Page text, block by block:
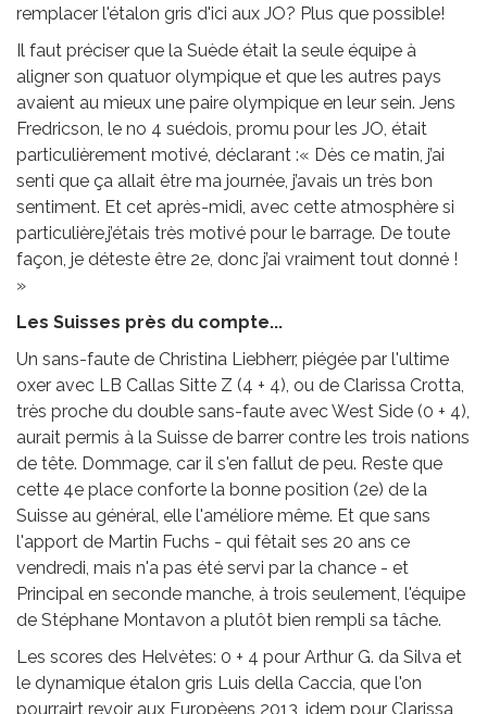
remplacer l'étalon gris d'ici aux JO? Plus que possible!
Il faut préciser que la Suède était la seule équipe à
aligner son quatuor olympique et que les autres pays
avaient au mieux une paire olympique en leur sein. Jens
Fredricson, le no 4 suédois, promu pour les JO, était
particulièrement motivé, déclarant :« Dès ce matin, j’ai
senti que ça allait être ma journée, j’avais un très bon
sentiment. Et cet après-midi, avec cette atmosphère si
particulière,j’étais très motivé pour le barrage. De toute
façon, je déteste être 2e, donc j’ai vraiment tout donné !
»
Les Suisses près du compte...
Un sans-faute de Christina Liebherr, piégée par l'ultime
oxer avec LB Callas Sitte Z (4 + 4), ou de Clarissa Crotta,
très proche du double sans-faute avec West Side (0 + 4),
aurait permis à la Suisse de barrer contre les trois nations
de tête. Dommage, car il s'en fallut de peu. Reste que
cette 4e place conforte la bonne position (2e) de la
Suisse au général, elle l'améliore même. Et que sans
l'apport de Martin Fuchs - qui fêtait ses 20 ans ce
vendredi, mais n'a pas été servi par la chance - et
Principal en seconde manche, à trois seulement, l'équipe
de Stéphane Montavon a plutôt bien rempli sa tâche.
Les scores des Helvètes: 0 + 4 pour Arthur G. da Silva et
le dynamique étalon gris Luis della Caccia, que l'on
pourrairt revoir aux Europèens 2013, idem pour Clarissa